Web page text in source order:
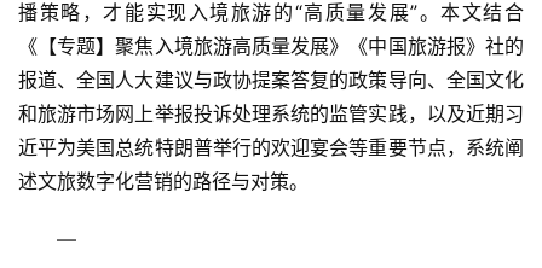
播策略，才能实现入境旅游的“高质量发展”。本文结合
《【专题】聚焦入境旅游高质量发展》《中国旅游报》社的
报道、全国人大建议与政协提案答复的政策导向、全国文化
和旅游市场网上举报投诉处理系统的监管实践，以及近期习
近平为美国总统特朗普举行的欢迎宴会等重要节点，系统阐
述文旅数字化营销的路径与对策。
—